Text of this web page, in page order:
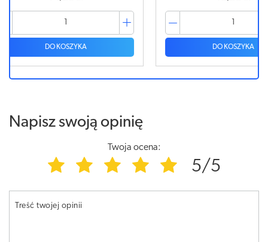
Napisz swoją opinię
Twoja ocena:
5/5
Treść twojej opinii